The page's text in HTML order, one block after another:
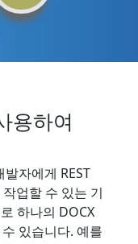
용하여
자에게 REST
업할 수 있는 기
하나의 DOCX
있습니다. 예를